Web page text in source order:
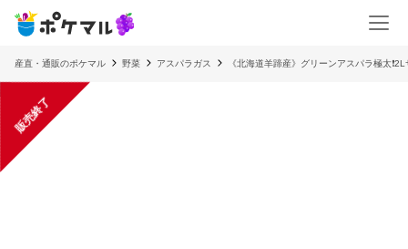
産直・通販のポケマル 野菜 アスパラガス 《北海道羊蹄産》グリーンアスパラ極太
販売終了